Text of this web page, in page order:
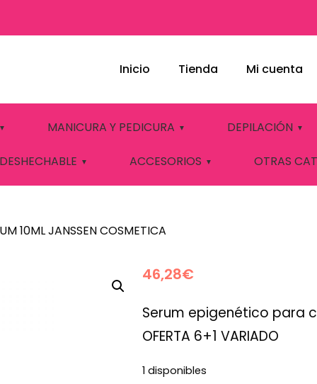
Inicio Tienda Mi cuenta
MANICURA Y PEDICURA DEPILACIÓN
ACCESORIOS OTRAS
10ML
10ML JANSSEN COSMETICA
46,28€
Serum epigenético para
OFERTA 6+1 VARIADO
1 disponibles